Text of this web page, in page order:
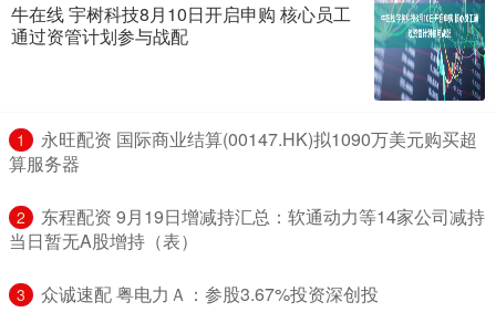
牛在线 宇树科技8月10日开启申购 核心员工
通过资管计划参与战配
1
​永旺配资 国际商业结算(00147.HK)拟1090万美元购买超
算服务器
2
​东程配资 9月19日增减持汇总：软通动力等14家公司减持
当日暂无A股增持（表）
3 ​众诚速配 粤电力Ａ：参股3.67%投资深创投